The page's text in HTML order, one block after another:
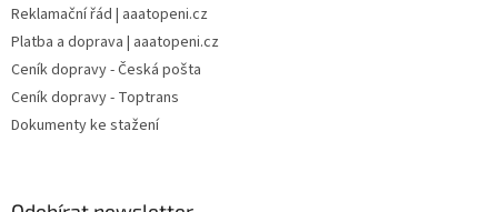
Reklamační řád | aaatopeni.cz
Platba a doprava | aaatopeni.cz
Ceník dopravy - Česká pošta
Ceník dopravy - Toptrans
Dokumenty ke stažení